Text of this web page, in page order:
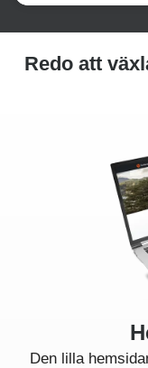
Redo att
Den lilla